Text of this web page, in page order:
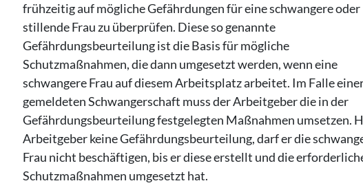
frühzeitig auf mögliche Gefährdungen für eine schwangere oder
stillende Frau zu überprüfen. Diese so genannte
Gefährdungsbeurteilung ist die Basis für mögliche
Schutzmaßnahmen, die dann umgesetzt werden, wenn eine
schwangere Frau auf diesem Arbeitsplatz arbeitet. Im Falle
gemeldeten Schwangerschaft muss der Arbeitgeber die in der
Gefährdungsbeurteilung festgelegten Maßnahmen umsetzen.
Arbeitgeber keine Gefährdungsbeurteilung, darf er die
Frau nicht beschäftigen, bis er diese erstellt und die
Schutzmaßnahmen umgesetzt hat.